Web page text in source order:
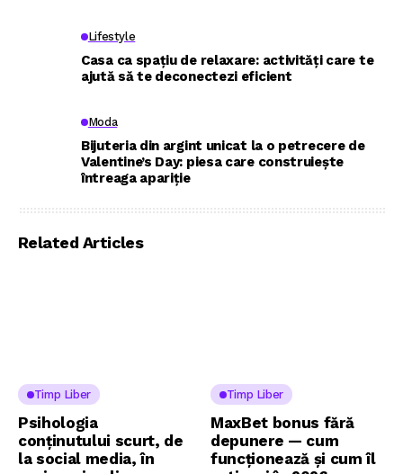
Lifestyle
Casa ca spațiu de relaxare: activități care te
ajută să te deconectezi eficient
Moda
Bijuteria din argint unicat la o petrecere de
Valentine’s Day: piesa care construiește
întreaga apariție
Related Articles
Timp Liber
Psihologia
conținutului scurt, de
la social media, în
Timp Liber
MaxBet bonus fără
depunere — cum
funcționează și cum îl